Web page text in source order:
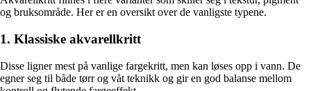
og bruksområde. Her er en oversikt over de vanligste typene.
1. Klassiske akvarellkritt
Disse ligner mest på vanlige fargekritt, men kan løses opp i vann. De
egner seg til både tørr og våt teknikk og gir en god balanse mellom